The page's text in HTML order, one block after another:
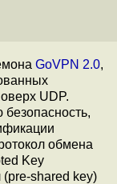
GoVPN 2.0,
UDP.
обмена
Key
shared key)